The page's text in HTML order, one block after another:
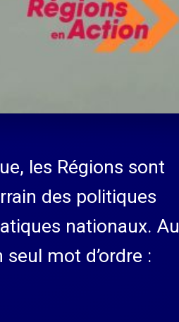
les Régions sont
des politiques
nationaux. Au
mot d’ordre :